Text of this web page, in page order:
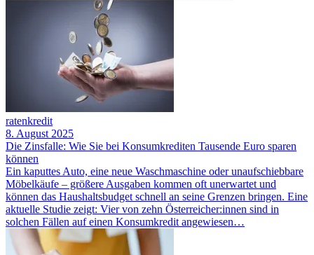
ratenkredit
8. August 2025
Die Zinsfalle: Wie Sie bei Konsumkrediten Tausende Euro sparen
können
Ein kaputtes Auto, eine neue Waschmaschine oder unaufschiebbare
Möbelkäufe – größere Ausgaben kommen oft unerwartet und
können das Haushaltsbudget schnell an seine Grenzen bringen. Eine
aktuelle Studie zeigt: Vier von zehn Österreicher:innen sind in
solchen Fällen auf einen Konsumkredit angewiesen…